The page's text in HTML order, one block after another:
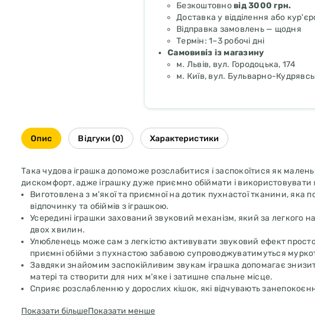
Безкоштовновід 3000 грн.
Доставка у відділення або
Відправка замовлень — щодня
Термін: 1–3 робочі дні
Самовивіз із магазину
м. Львів, вул. Городоцька, 174
м. Київ, вул. Бульварно-
Опис Відгуки (0) Характеристики
Така чудова іграшка допоможе розслабитися і заспокоїтися як
дискомфорт, адже іграшку дуже приємно обіймати і
Виготовлена з м'якої та приємної на дотик пухнастої тканини, яка
відпочинку та обіймів з іграшкою.
Усередині іграшки захований звуковий механізм, який за легкого
двох хвилин.
Улюбленець може сам з легкістю активувати звуковий ефект
приємні обійми з пухнастою забавою супроводжуватимуться
Завдяки знайомим заспокійливим звукам іграшка допомагає
матері та створити для них м'яке і затишне спальне місце.
Сприяє розслабленню у дорослих кішок, які відчувають
За іграшкою просто доглядати - досить витягти звуковий механізм
Показати більшеПоказати менше